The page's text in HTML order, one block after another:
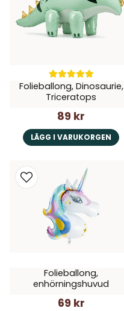
Folieballong, Dinosaurie,
Triceratops
89 kr
LÄGG I VARUKORGEN
Folieballong,
enhörningshuvud
69 kr